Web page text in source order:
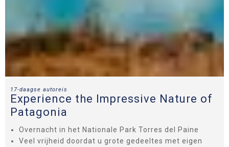
17-daagse autoreis
Experience the Impressive Nature of
Patagonia
Overnacht in het Nationale Park Torres del Paine
Veel vrijheid doordat u grote gedeeltes met eigen